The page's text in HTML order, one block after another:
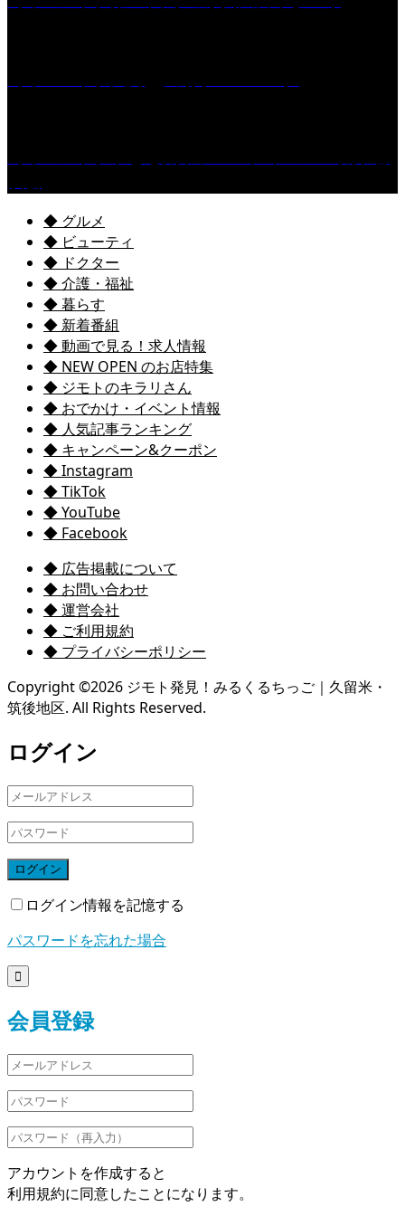
◆ グルメ
◆ ビューティ
◆ ドクター
◆ 介護・福祉
◆ 暮らす
◆ 新着番組
◆ 動画で見る！求人情報
◆ NEW OPEN のお店特集
◆ ジモトのキラリさん
◆ おでかけ・イベント情報
◆ 人気記事ランキング
◆ キャンペーン&クーポン
◆ Instagram
◆ TikTok
◆ YouTube
◆ Facebook
◆ 広告掲載について
◆ お問い合わせ
◆ 運営会社
◆ ご利用規約
◆ プライバシーポリシー
Copyright ©2026 ジモト発見！みるくるちっご｜久留米・
筑後地区. All Rights Reserved.
ログイン
ログイン
ログイン情報を記憶する
パスワードを忘れた場合

会員登録
アカウントを作成すると
利用規約に同意したことになります。